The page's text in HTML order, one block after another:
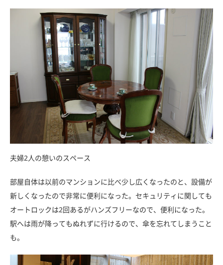
夫婦2人の憩いのスペース
部屋自体は以前のマンションに比べ少し広くなったのと、設備が
新しくなったので非常に便利になった。セキュリティに関しても
オートロックは2回あるがハンズフリーなので、便利になった。
駅へは雨が降ってもぬれずに行けるので、傘を忘れてしまうこと
も。